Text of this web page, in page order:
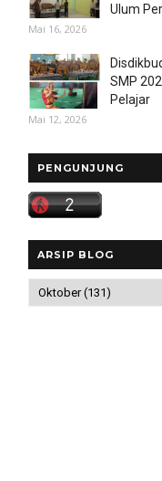
Ulum
Mai 16, 2026
SMP
Pelajar
Mai 12, 2026
PENGUNJUNG
ARSIP BLOG